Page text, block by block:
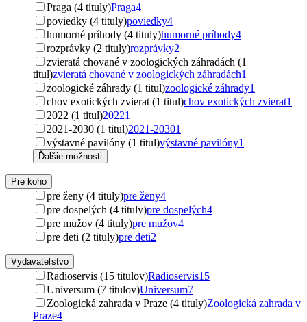
Praga (4 tituly)Praga4
poviedky (4 tituly)poviedky4
humorné príhody (4 tituly)humorné príhody4
rozprávky (2 tituly)rozprávky2
zvieratá chované v zoologických záhradách (1
titul)zvieratá chované v zoologických záhradách1
zoologické záhrady (1 titul)zoologické záhrady1
chov exotických zvierat (1 titul)chov exotických zvierat1
2022 (1 titul)20221
2021-2030 (1 titul)2021-20301
výstavné pavilóny (1 titul)výstavné pavilóny1
Ďalšie možnosti
Pre koho
pre ženy (4 tituly)pre ženy4
pre dospelých (4 tituly)pre dospelých4
pre mužov (4 tituly)pre mužov4
pre deti (2 tituly)pre deti2
Vydavateľstvo
Radioservis (15 titulov)Radioservis15
Universum (7 titulov)Universum7
Zoologická zahrada v Praze (4 tituly)Zoologická zahrada v
Praze4